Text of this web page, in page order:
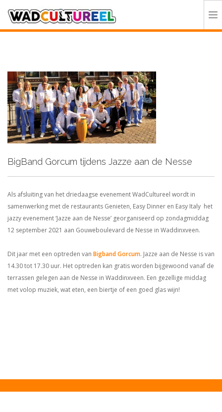
DEELNEMERS
DOE MEE
CONTACT
ORGANISATIE
BigBand Gorcum tijdens Jazze aan de Nesse
Als afsluiting van het driedaagse evenement WadCultureel wordt in
samenwerking met de restaurants Genieten, Easy Dinner en Easy Italy het
jazzy evenement ‘Jazze aan de Nesse’ georganiseerd op zondagmiddag
12 september 2021 aan Gouweboulevard de Nesse in Waddinxveen.
Dit jaar met een optreden van Bigband Gorcum. Jazze aan de Nesse is van
14.30 tot 17.30 uur. Het optreden kan gratis worden bijgewoond vanaf de
terrassen gelegen aan de Nesse in Waddinxveen. Een gezellige middag
met volop muziek, wat eten, een biertje of een goed glas wijn!